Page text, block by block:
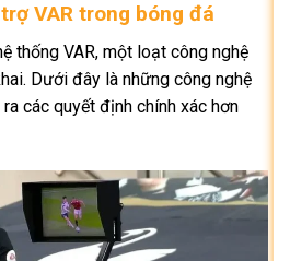
VAR trong bóng đá
thống VAR, một loạt công nghệ
Dưới đây là những công nghệ
các quyết định chính xác hơn